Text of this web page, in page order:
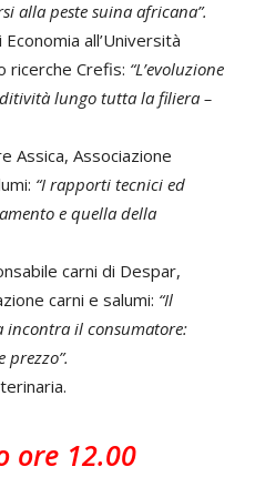
alla peste suina africana”.
all’Università
ricerche Crefis: “L’evoluzione
lungo tutta la filiera –
Assica, Associazione
“I rapporti tecnici ed
e quella della
carni di Despar,
carni e salumi: “Il
incontra il consumatore:
prezzo”.
ore 12.00